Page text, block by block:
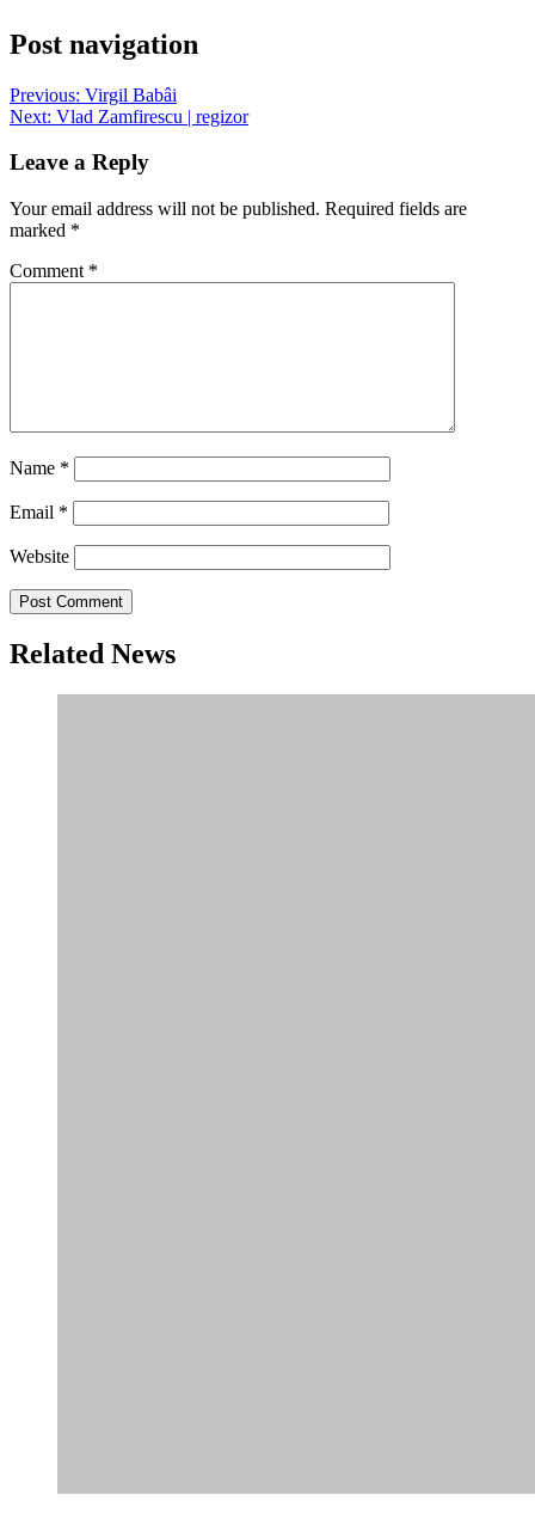
Post navigation
Previous: Virgil Babâi
Next: Vlad Zamfirescu | regizor
Leave a Reply
Your email address will not be published. Required fields are
marked *
Comment *
Name *
Email *
Website
Related News